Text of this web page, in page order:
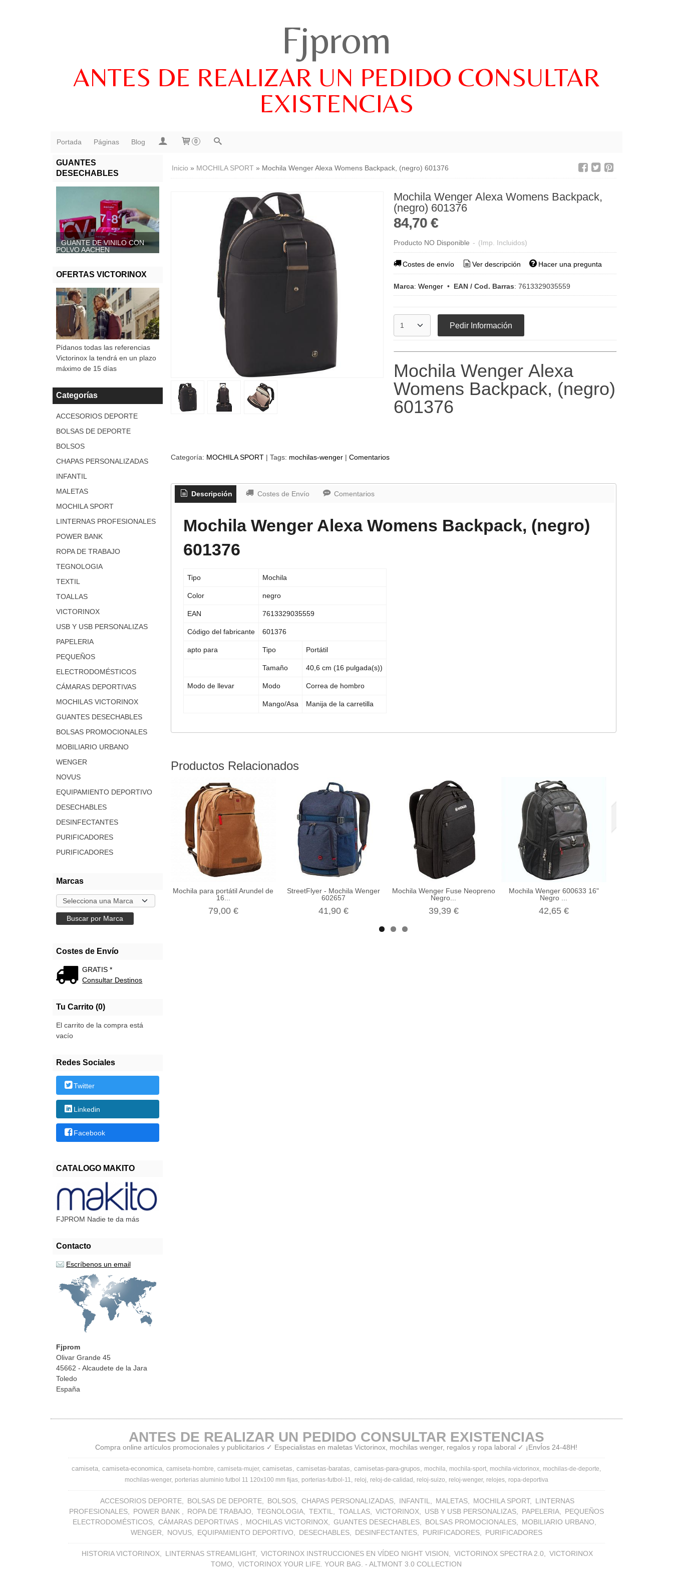
Fjprom
ANTES DE REALIZAR UN PEDIDO CONSULTAR
EXISTENCIAS
Portada Páginas Blog 0
GUANTES
DESECHABLES
GUANTE DE VINILO CON
POLVO AACHEN
GUANTE DE VINILO SIN
POLVO, AACHEN
OFERTAS VICTORINOX
Pídanos todas las referencias
Victorinox la tendrá en un plazo
máximo de 15 días
Categorías
ACCESORIOS DEPORTE
BOLSAS DE DEPORTE
BOLSOS
CHAPAS PERSONALIZADAS
INFANTIL
MALETAS
MOCHILA SPORT
LINTERNAS PROFESIONALES
POWER BANK
ROPA DE TRABAJO
TEGNOLOGIA
TEXTIL
TOALLAS
VICTORINOX
USB Y USB PERSONALIZAS
PAPELERIA
PEQUEÑOS
ELECTRODOMÉSTICOS
CÁMARAS DEPORTIVAS
MOCHILAS VICTORINOX
GUANTES DESECHABLES
BOLSAS PROMOCIONALES
MOBILIARIO URBANO
WENGER
NOVUS
EQUIPAMIENTO DEPORTIVO
DESECHABLES
DESINFECTANTES
PURIFICADORES
PURIFICADORES
Marcas
Costes de Envío
GRATIS *
Consultar Destinos
Tu Carrito (0)
El carrito de la compra está
vacío
Redes Sociales
Twitter
Linkedin
Facebook
CATALOGO MAKITO
FJPROM Nadie te da más
Contacto
Escríbenos un email
Fjprom
Olivar Grande 45
45662 - Alcaudete de la Jara
Toledo
España
Inicio » MOCHILA SPORT» Mochila Wenger Alexa Womens Backpack, (negro) 601376
Mochila Wenger Alexa Womens Backpack,
(negro) 601376
84,70 €
Producto NO Disponible - (Imp. Incluidos)
Costes de envío Ver descripción Hacer una pregunta
Marca: Wenger• EAN / Cod. Barras: 7613329035559
Pedir Información
Mochila Wenger Alexa
Womens Backpack, (negro)
601376
Categoría: MOCHILA SPORT| Tags: mochilas-wenger | Comentarios
Descripción Costes de Envío Comentarios
Mochila Wenger Alexa Womens Backpack, (negro)
601376
Tipo Mochila
Color negro
EAN 7613329035559
Código del fabricante 601376
apto para Tipo Portátil
Tamaño 40,6 cm (16 pulgada(s))
Modo de llevar Modo Correa de hombro
Mango/Asa Manija de la carretilla
Productos Relacionados
Mochila para portátil Arundel de
16...
79,00 €
StreetFlyer - Mochila Wenger
602657
41,90 €
Mochila Wenger Fuse Neopreno
Negro...
39,39 €
Mochila Wenger 600633 16"
Negro ...
42,65 €
ANTES DE REALIZAR UN PEDIDO CONSULTAR EXISTENCIAS
Compra online artículos promocionales y publicitarios ✓ Especialistas en maletas Victorinox, mochilas wenger, regalos y ropa laboral ✓ ¡EnvÍos 24-48H!
camiseta camiseta-economica camiseta-hombre camiseta-mujer camisetas camisetas-baratas camisetas-para-grupos mochila mochila-sport mochila-victorinox mochilas-de-deporte
mochilas-wenger porterias aluminio futbol 11 120x100 mm fijas porterias-futbol-11 reloj reloj-de-calidad reloj-suizo reloj-wenger relojes ropa-deportiva
ACCESORIOS DEPORTE BOLSAS DE DEPORTE BOLSOS CHAPAS PERSONALIZADAS INFANTIL MALETAS MOCHILA SPORT
LINTERNAS
PROFESIONALES
POWER BANK ROPA DE TRABAJO TEGNOLOGIA TEXTIL TOALLAS VICTORINOX USB Y USB PERSONALIZAS PAPELERIA
PEQUEÑOS
ELECTRODOMÉSTICOS
CÁMARAS DEPORTIVAS MOCHILAS VICTORINOX GUANTES DESECHABLES BOLSAS PROMOCIONALES
MOBILIARIO URBANO
WENGER
NOVUS EQUIPAMIENTO DEPORTIVO DESECHABLES DESINFECTANTES PURIFICADORES PURIFICADORES
HISTORIA VICTORINOX LINTERNAS STREAMLIGHT VICTORINOX INSTRUCCIONES EN VÍDEO NIGHT VISION VICTORINOX SPECTRA 2.0
VICTORINOX
TOMO
VICTORINOX YOUR LIFE. YOUR BAG. - ALTMONT 3.0 COLLECTION